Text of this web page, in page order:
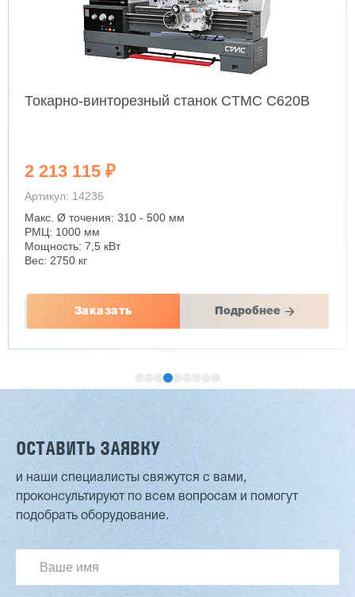
Токарно-винторезный станок CTMC C620B
2 213 115 ₽
Артикул: 14236
Макс. Ø точения: 310 - 500 мм
РМЦ: 1000 мм
Мощность: 7,5 кВт
Вес: 2750 кг
Заказать Подробнее
Лущильный станок (комбинированный)
HARTMANN PRIME BX-17G
ОСТАВИТЬ ЗАЯВКУ
и наши специалисты свяжутся с вами,
проконсультируют по всем вопросам и помогут
подобрать оборудование.